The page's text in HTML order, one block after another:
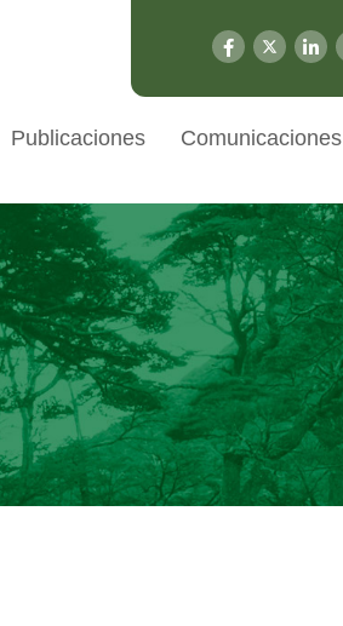
Publicaciones Comunicaciones